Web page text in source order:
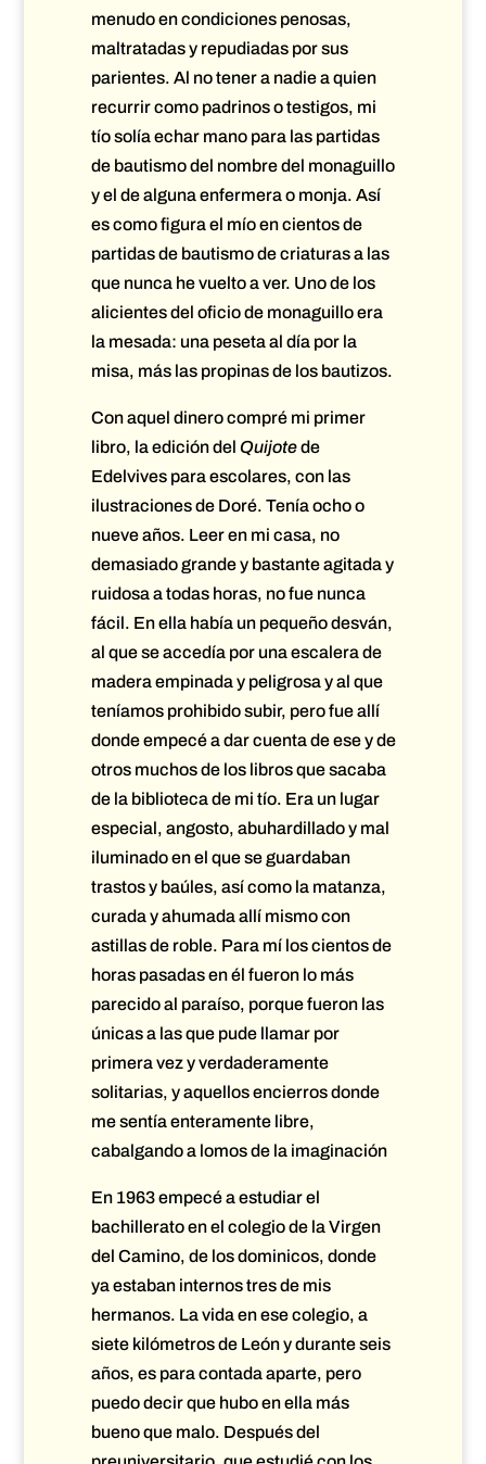
menudo en condiciones penosas,
maltratadas y repudiadas por sus
parientes. Al no tener a nadie a quien
recurrir como padrinos o testigos, mi
tío solía echar mano para las partidas
de bautismo del nombre del monaguillo
y el de alguna enfermera o monja. Así
es como figura el mío en cientos de
partidas de bautismo de criaturas a las
que nunca he vuelto a ver. Uno de los
alicientes del oficio de monaguillo era
la mesada: una peseta al día por la
misa, más las propinas de los bautizos.
Con aquel dinero compré mi primer
libro, la edición del Quijotede
Edelvives para escolares, con las
ilustraciones de Doré. Tenía ocho o
nueve años. Leer en mi casa, no
demasiado grande y bastante agitada y
ruidosa a todas horas, no fue nunca
fácil. En ella había un pequeño desván,
al que se accedía por una escalera de
madera empinada y peligrosa y al que
teníamos prohibido subir, pero fue allí
donde empecé a dar cuenta de ese y de
otros muchos de los libros que sacaba
de la biblioteca de mi tío. Era un lugar
especial, angosto, abuhardillado y mal
iluminado en el que se guardaban
trastos y baúles, así como la matanza,
curada y ahumada allí mismo con
astillas de roble. Para mí los cientos de
horas pasadas en él fueron lo más
parecido al paraíso, porque fueron las
únicas a las que pude llamar por
primera vez y verdaderamente
solitarias, y aquellos encierros donde
me sentía enteramente libre,
cabalgando a lomos de la imaginación
En 1963 empecé a estudiar el
bachillerato en el colegio de la Virgen
del Camino, de los dominicos, donde
ya estaban internos tres de mis
hermanos. La vida en ese colegio, a
siete kilómetros de León y durante seis
años, es para contada aparte, pero
puedo decir que hubo en ella más
bueno que malo. Después del